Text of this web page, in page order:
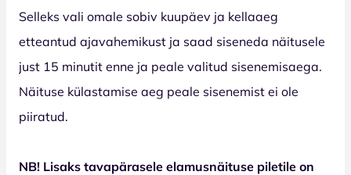
Selleks vali omale sobiv kuupäev ja kellaaeg
etteantud ajavahemikust ja saad siseneda näitusele
just 15 minutit enne ja peale valitud sisenemisaega.
Näituse külastamise aeg peale sisenemist ei ole
piiratud.
NB! Lisaks tavapärasele elamusnäituse piletile on